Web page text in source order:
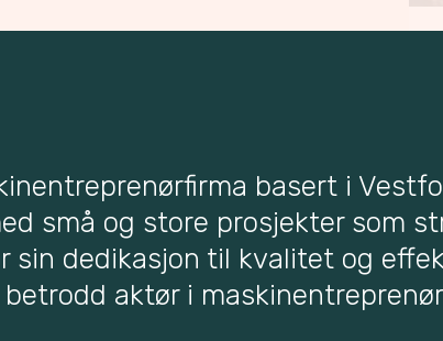
basert i
små og store prosjekter som
sin dedikasjon til kvalitet og
aktør i